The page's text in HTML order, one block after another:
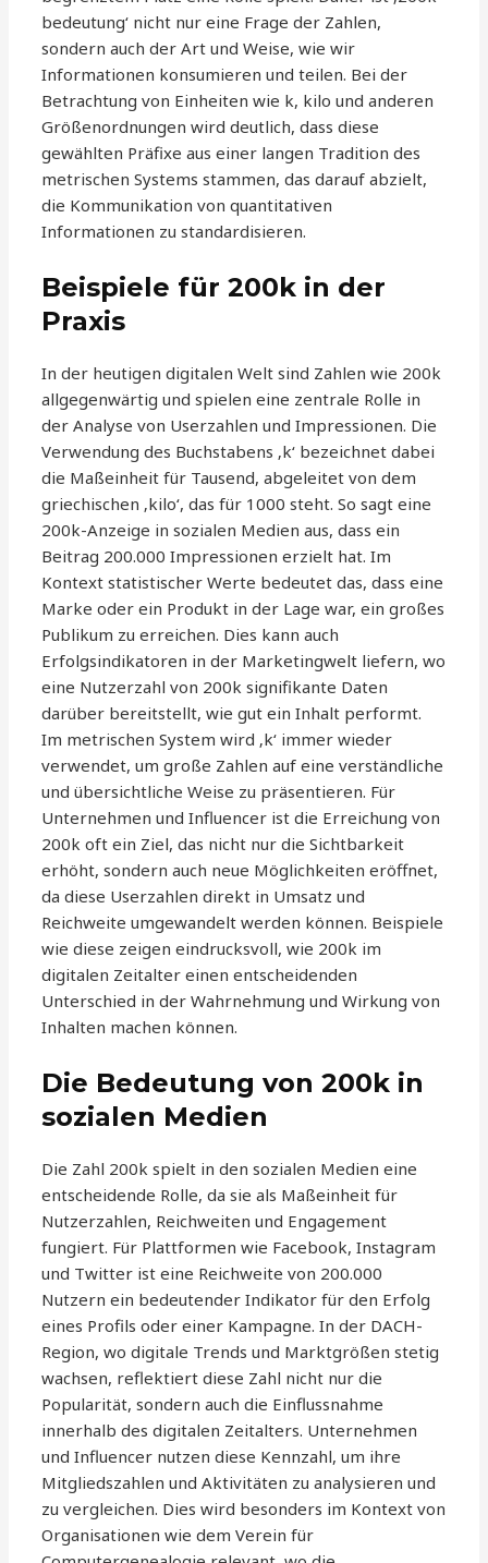
bedeutung‘ nicht nur eine Frage der Zahlen,
sondern auch der Art und Weise, wie wir
Informationen konsumieren und teilen. Bei der
Betrachtung von Einheiten wie k, kilo und anderen
Größenordnungen wird deutlich, dass diese
gewählten Präfixe aus einer langen Tradition des
metrischen Systems stammen, das darauf abzielt,
die Kommunikation von quantitativen
Informationen zu standardisieren.
Beispiele für 200k in der
Praxis
In der heutigen digitalen Welt sind Zahlen wie 200k
allgegenwärtig und spielen eine zentrale Rolle in
der Analyse von Userzahlen und Impressionen. Die
Verwendung des Buchstabens ‚k‘ bezeichnet dabei
die Maßeinheit für Tausend, abgeleitet von dem
griechischen ‚kilo‘, das für 1000 steht. So sagt eine
200k-Anzeige in sozialen Medien aus, dass ein
Beitrag 200.000 Impressionen erzielt hat. Im
Kontext statistischer Werte bedeutet das, dass eine
Marke oder ein Produkt in der Lage war, ein großes
Publikum zu erreichen. Dies kann auch
Erfolgsindikatoren in der Marketingwelt liefern, wo
eine Nutzerzahl von 200k signifikante Daten
darüber bereitstellt, wie gut ein Inhalt performt.
Im metrischen System wird ‚k‘ immer wieder
verwendet, um große Zahlen auf eine verständliche
und übersichtliche Weise zu präsentieren. Für
Unternehmen und Influencer ist die Erreichung von
200k oft ein Ziel, das nicht nur die Sichtbarkeit
erhöht, sondern auch neue Möglichkeiten eröffnet,
da diese Userzahlen direkt in Umsatz und
Reichweite umgewandelt werden können. Beispiele
wie diese zeigen eindrucksvoll, wie 200k im
digitalen Zeitalter einen entscheidenden
Unterschied in der Wahrnehmung und Wirkung von
Inhalten machen können.
Die Bedeutung von 200k in
sozialen Medien
Die Zahl 200k spielt in den sozialen Medien eine
entscheidende Rolle, da sie als Maßeinheit für
Nutzerzahlen, Reichweiten und Engagement
fungiert. Für Plattformen wie Facebook, Instagram
und Twitter ist eine Reichweite von 200.000
Nutzern ein bedeutender Indikator für den Erfolg
eines Profils oder einer Kampagne. In der DACH-
Region, wo digitale Trends und Marktgrößen stetig
wachsen, reflektiert diese Zahl nicht nur die
Popularität, sondern auch die Einflussnahme
innerhalb des digitalen Zeitalters. Unternehmen
und Influencer nutzen diese Kennzahl, um ihre
Mitgliedszahlen und Aktivitäten zu analysieren und
zu vergleichen. Dies wird besonders im Kontext von
Organisationen wie dem Verein für